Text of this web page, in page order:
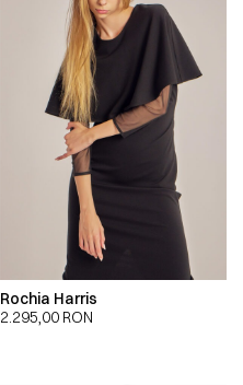
Rochia Harris
2.295,00 RON